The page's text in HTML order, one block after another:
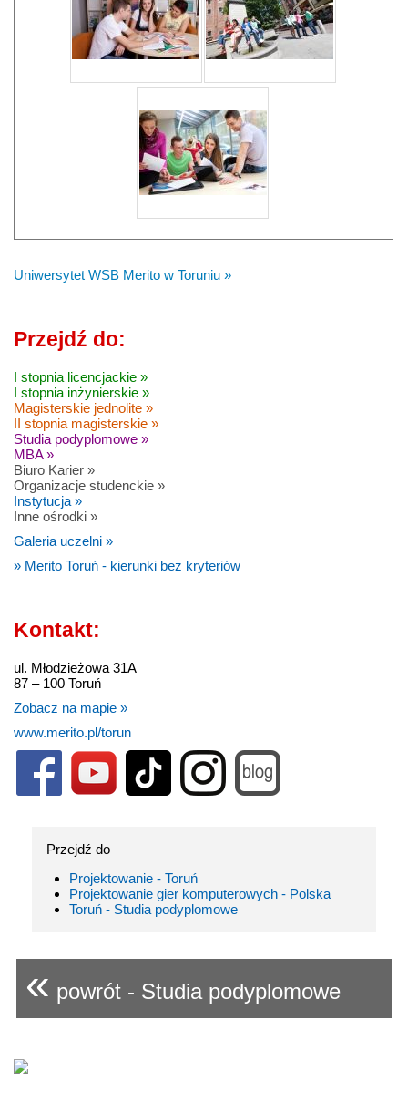
Uniwersytet WSB Merito w Toruniu »
Przejdź do:
I stopnia licencjackie »
I stopnia inżynierskie »
Magisterskie jednolite »
II stopnia magisterskie »
Studia podyplomowe »
MBA »
Biuro Karier »
Organizacje studenckie »
Instytucja »
Inne ośrodki »
Galeria uczelni »
» Merito Toruń - kierunki bez kryteriów
Kontakt:
ul. Młodzieżowa 31A
87 – 100 Toruń
Zobacz na mapie »
www.merito.pl/torun
Przejdź do
Projektowanie - Toruń
Projektowanie gier komputerowych - Polska
Toruń - Studia podyplomowe
« powrót - Studia podyplomowe